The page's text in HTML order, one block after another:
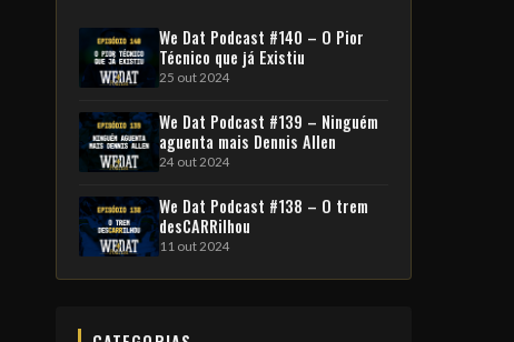
We Dat Podcast #140 – O Pior
Técnico que já Existiu
25 out 2024
We Dat Podcast #139 – Ninguém
aguenta mais Dennis Allen
24 out 2024
We Dat Podcast #138 – O trem
desCARRilhou
11 out 2024